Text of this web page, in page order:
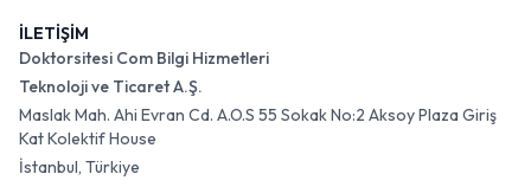
İLETİŞİM
Doktorsitesi Com Bilgi Hizmetleri
Teknoloji ve Ticaret A.Ş.
Maslak Mah. Ahi Evran Cd. A.O.S 55 Sokak No:2 Aksoy Plaza Giriş
Kat Kolektif House
İstanbul, Türkiye